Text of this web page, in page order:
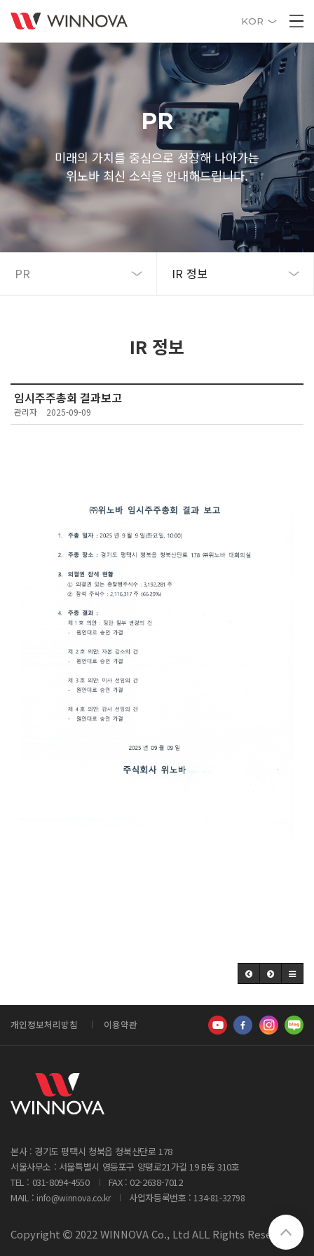
KOR
PR
미래의 가치를 중심으로 성장해 나아가는
위노바 최신 소식을 안내해드립니다.
PR IR 정보
IR 정보
임시주주총회 결과보고
관리자 2025-09-09
개인정보처리방침 이용약관
본사 : 경기도 평택시 청북읍 청북산단로 178
서울사무소 : 서울특별시 영등포구 양평로21가길 19 B동 310호
TEL : 031-8094-4550
FAX : 02-2638-7012
MAIL : info@winnova.co.kr 사업자등록번호 : 134-81-32798
Copyright 2022 WINNOVA Co., Ltd ALL Rights Reserved.